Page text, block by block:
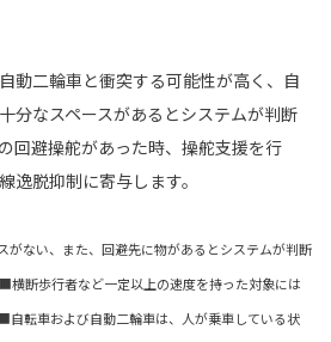
動二輪車と衝突する可能性が高く、自
分なスペースがあるとシステムが判断
回避操舵があった時、操舵支援を行
逸脱抑制に寄与します。
がない、また、回避先に物があるとシステムが判断
断歩行者など一定以上の速度を持った対象には
転車および自動二輪車は、人が乗車している状